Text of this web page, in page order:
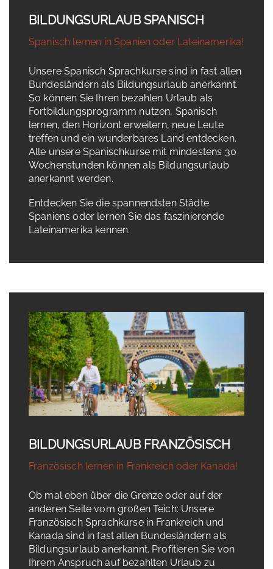
BILDUNGSURLAUB SPANISCH
Spanisch lernen in Spanien oder Lateinamerika!
Unsere Spanisch Sprachkurse sind in fast allen
Bundesländern als Bildungsurlaub anerkannt.
So können Sie Ihren bezahlen Urlaub als
Fortbildungsprogramm nutzen, Spanisch
lernen, den Horizont erweitern, neue Leute
treffen und ein wunderbares Land entdecken.
Alle unsere Spanischkurse mit mindestens 30
Wochenstunden können als Bildungsurlaub
anerkannt werden.
Entdecken Sie die spannendsten Städte
Spaniens oder lernen Sie das faszinierende
Lateinamerika kennen.
BILDUNGSURLAUB FRANZÖSISCH
Französisch lernen in Frankreich oder Kanada!
Ob mal eben über die Grenze oder auf der
anderen Seite vom großen Teich: Unsere
Französisch Sprachkurse in Frankreich und
Kanada sind in fast allen Bundesländern als
Bildungsurlaub anerkannt. Profitieren Sie von
Ihrem Anspruch auf bezahlten Urlaub zu